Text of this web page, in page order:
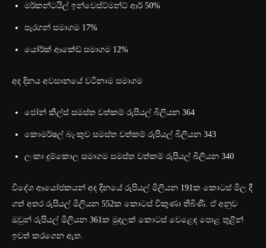
මර්කන්ටයිල් ඉන්වෙස්ට්මන්ට් ආර් 50%
පැරගන් සමාගම 17%
යෝර්ක් ආකේඩ් සමාගම 12%
අද දිනය අවසානයේ වටිනාම සමාගම
ජෝන් කීල්ස් සමස්ත වත්කම් රුපියල් බිලියන 364
කොමර්ෂල් බැංකුව සමස්ත වත්කම් රුපියල් බිලියන 343
ලංකා දුම්කොල සමාගම සමස්ත වත්කම් රුපියල් බිලියන 340
විදේශ ආයෝජකයන් අද දිනයේ රුපියල් මිලියන‍ 191ක කොටස් මිල දී
ගත් අතර රුපියල් මිලියන 552ක කොටස් විකුණා තිබිණි. ඒ අනුව
ඔවුන් රුපියල් මිලියන 361ක මුදලක් කොටස් වෙළෙඳ පොළ තුළින්
ඉවත් කරගෙන ඇත.